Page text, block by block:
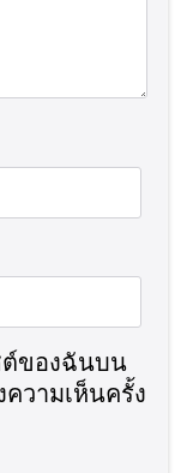
ต์ของฉันบน
ความเห็นครั้ง